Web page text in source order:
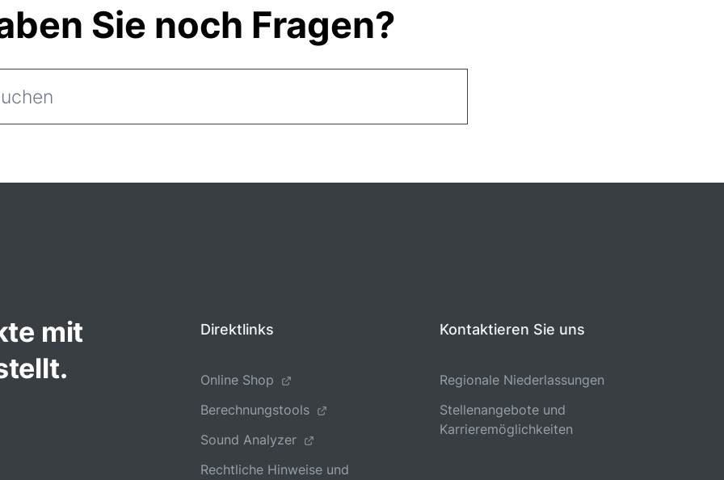
Sie noch Fragen?
mit
Direktlinks
Online Shop
Berechnungstools
Sound Analyzer
Rechtliche Hinweise und
Kontaktieren Sie uns
Regionale Niederlassungen
Stellenangebote und
Karrieremöglichkeiten